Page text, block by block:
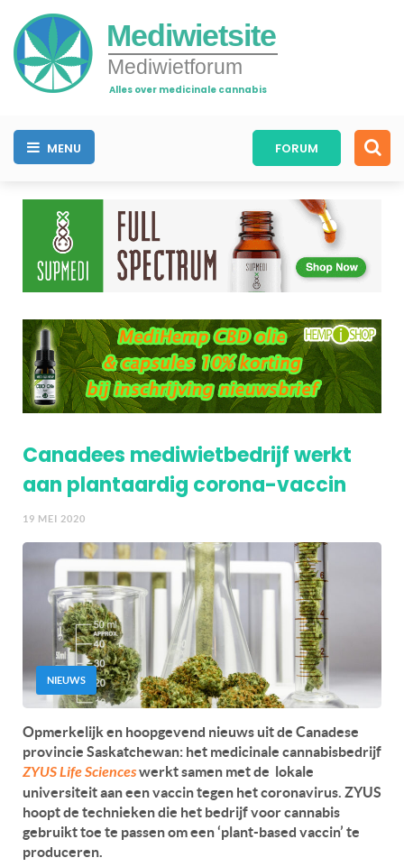
Mediwietsite
Mediwietforum
Alles over medicinale cannabis
MENU FORUM
Canadees mediwietbedrijf werkt
aan plantaardig corona-vaccin
19 MEI 2020
NIEUWS
Opmerkelijk en hoopgevend nieuws uit de Canadese
provincie Saskatchewan: het medicinale cannabisbedrijf
ZYUS Life Scienceswerkt samen met de lokale
universiteit aan een vaccin tegen het coronavirus. ZYUS
hoopt de technieken die het bedrijf voor cannabis
gebruikt toe te passen om een ‘plant-based vaccin’ te
produceren.